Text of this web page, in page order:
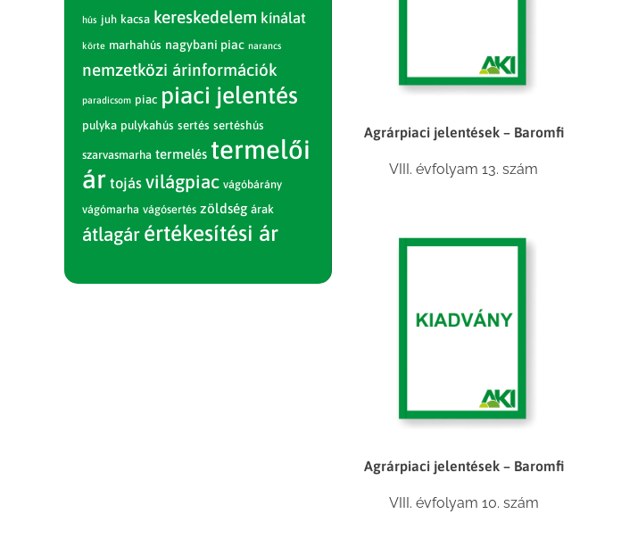
Agrárpiaci jelentések – Baromfi
VIII. évfolyam 13. szám
Agrárpiaci jelentések – Baromfi
VIII. évfolyam 10. szám
hús juh kacsa kereskedelem kínálat
körte marhahús nagybani piac narancs
nemzetközi árinformációk
paradicsom piac piaci jelentés
pulyka pulykahús sertés sertéshús
szarvasmarha termelés termelői
ár tojás világpiac vágóbárány
vágómarha vágósertés zöldség árak
átlagár értékesítési ár